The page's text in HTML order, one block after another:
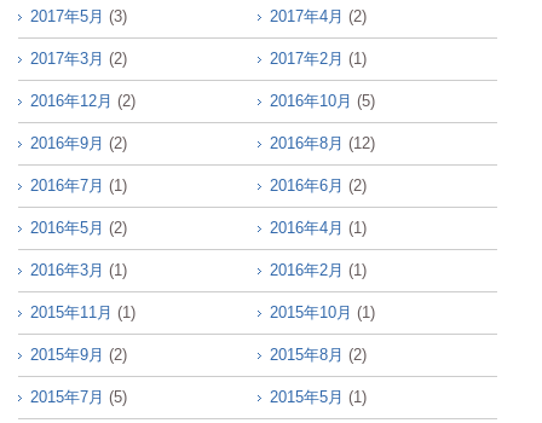
2017年5月 (3) 2017年4月 (2)
2017年3月 (2) 2017年2月 (1)
2016年12月 (2) 2016年10月 (5)
2016年9月 (2) 2016年8月 (12)
2016年7月 (1) 2016年6月 (2)
2016年5月 (2) 2016年4月 (1)
2016年3月 (1) 2016年2月 (1)
2015年11月 (1) 2015年10月 (1)
2015年9月 (2) 2015年8月 (2)
2015年7月 (5) 2015年5月 (1)